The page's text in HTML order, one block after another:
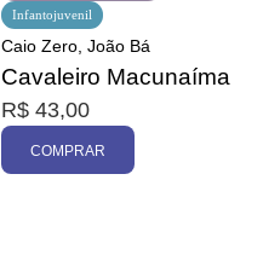
Infantojuvenil
Caio Zero, João Bá
Cavaleiro Macunaíma
R$ 43,00
COMPRAR